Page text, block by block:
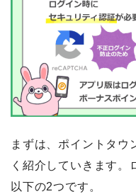
まずは、ポイントタウ
く紹介していきます。
以下の2つです。